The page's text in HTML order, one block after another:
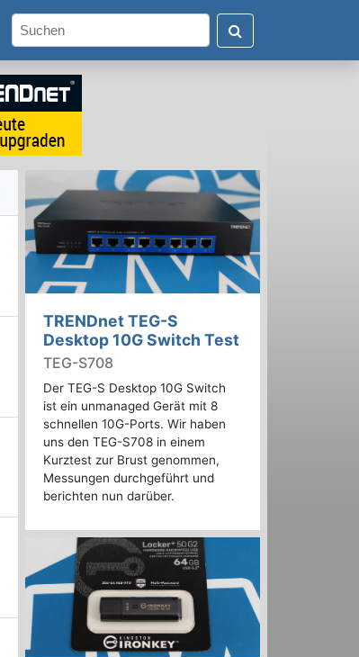
TRENDnet TEG-S
Desktop 10G Switch Test
TEG-S708
Der TEG-S Desktop 10G Switch
ist ein unmanaged Gerät mit 8
schnellen 10G-Ports. Wir haben
uns den TEG-S708 in einem
Kurztest zur Brust genommen,
Messungen durchgeführt und
berichten nun darüber.